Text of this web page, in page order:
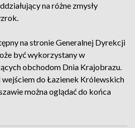
na różne zmysły
na stronie Generalnej Dyrekcji
być wykorzystany w
obchodom Dnia Krajobrazu.
do Łazienek Królewskich
można oglądać do końca